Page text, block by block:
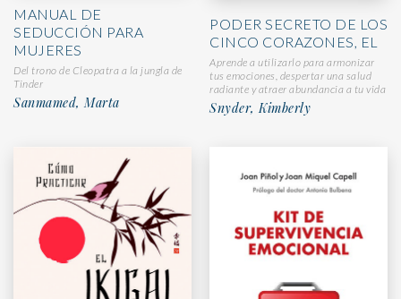
MANUAL DE
SEDUCCIÓN PARA
MUJERES
Del trono de Cleopatra a la jungla de
Tinder
Sanmamed, Marta
PODER SECRETO DE LOS
CINCO CORAZONES, EL
Aprende a utilizarlo para armonizar
tus emociones, despertar una salud
radiante y atraer abundancia a tu vida
Snyder, Kimberly